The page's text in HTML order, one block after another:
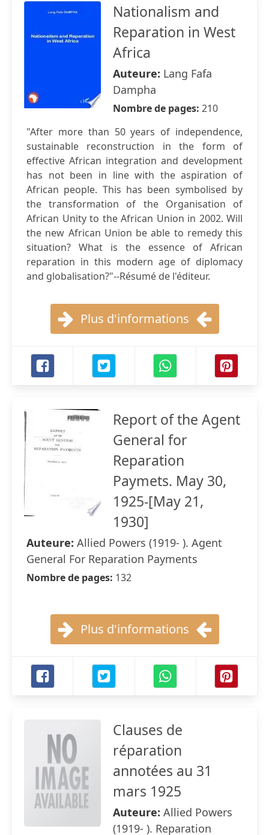
Nationalism and
Reparation in West
Africa
Auteure: Lang Fafa
Dampha
Nombre de pages: 210
"After more than 50 years of independence,
sustainable reconstruction in the form of
effective African integration and development
has not been in line with the aspiration of
African people. This has been symbolised by
the transformation of the Organisation of
African Unity to the African Union in 2002. Will
the new African Union be able to remedy this
situation? What is the essence of African
reparation in this modern age of diplomacy
and globalisation?"--Résumé de l'éditeur.
Plus d'informations
Report of the Agent
General for
Reparation
Paymets. May 30,
1925-[May 21,
1930]
Auteure: Allied Powers (1919- ). Agent
General For Reparation Payments
Nombre de pages: 132
Plus d'informations
Clauses de
réparation
annotées au 31
mars 1925
Auteure: Allied Powers
(1919- ). Reparation